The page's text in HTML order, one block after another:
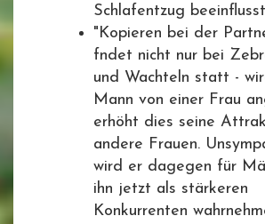
Schlafentzug
"Kopieren bei der
fndet nicht nur bei
und Wachteln statt -
Mann von einer Frau
erhöht dies seine
andere Frauen.
wird er dagegen für
ihn jetzt als stärkeren
Konkurrenten